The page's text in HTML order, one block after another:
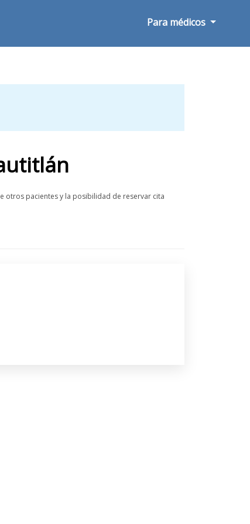
Para médicos
otros pacientes y la posibilidad de reservar cita